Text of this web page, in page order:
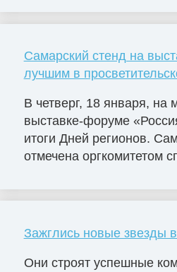
Самарский стенд на
лучшим в
В четверг, 18 января, на
выставке-форуме
итоги Дней регионов.
отмечена оргкомитетом
Зажглись новые звезды
Они строят успешные